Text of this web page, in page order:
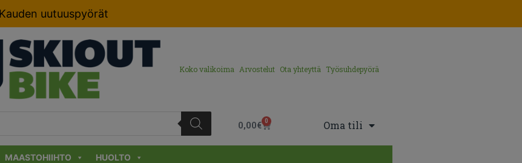
Kauden uutuuspyörät
Koko valikoima Arvostelut Ota yhteyttä Työsuhdepyörä
0,00€ 0 Oma tili
MAASTOHIIHTO HUOLTO